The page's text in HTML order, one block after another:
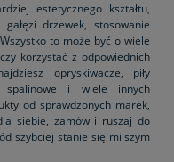
estetycznego kształtu,
drzewek, stosowanie
to może być o wiele
korzystać z odpowiednich
opryskiwacze, piły
spalinowe i wiele innych
od sprawdzonych marek,
siebie, zamów i ruszaj do
szybciej stanie się milszym